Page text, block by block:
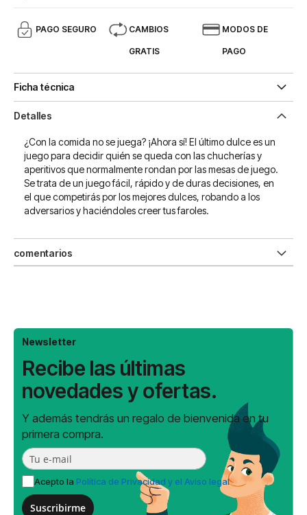
PAGO SEGURO CAMBIOS
GRATIS
MODOS DE
PAGO
Ficha técnica
Detalles
¿Con la comida no se juega? ¡Ahora sí! El último dulce es un
juego para decidir quién se queda con las chucherías y
aperitivos que normalmente rondan por las mesas de juego.
Se trata de un juego fácil, rápido y de duras decisiones, en
el que competirás por los mejores dulces, robando a los
adversarios y haciéndoles creer tus faroles.
comentarios
Newsletter
Recibe las últimas
novedades y ofertas.
Y además tendrás un regalo de bienvenida en tu
primera compra.
Acepto la Política de Privacidad y el Aviso legal
Suscribirme